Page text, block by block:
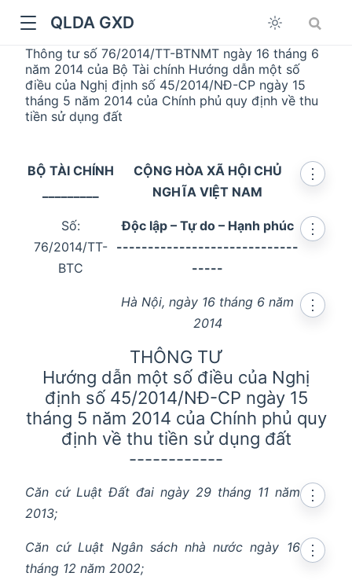
QLDA GXD
Thông tư số 76/2014/TT-BTNMT ngày 16 tháng 6
năm 2014 của Bộ Tài chính Hướng dẫn một số
điều của Nghị định số 45/2014/NĐ-CP ngày 15
tháng 5 năm 2014 của Chính phủ quy định về thu
tiền sử dụng đất
BỘ TÀI CHÍNH
Số:
76/2014/TT-
BTC
CỘNG HÒA XÃ HỘI CHỦ
NGHĨA VIỆT NAM
⋮
Độc lập – Tự do – Hạnh phúc
-----------------------------
-----
⋮
Hà Nội, ngày 16 tháng 6 năm
2014
⋮
THÔNG TƯ
Hướng dẫn một số điều của Nghị
định số 45/2014/NĐ-CP ngày 15
tháng 5 năm 2014 của Chính phủ quy
định về thu tiền sử dụng đất
------------
Căn cứ Luật Đất đai ngày 29 tháng 11 năm
2013;
⋮
Căn cứ Luật Ngân sách nhà nước ngày 16
tháng 12 năm 2002;
⋮